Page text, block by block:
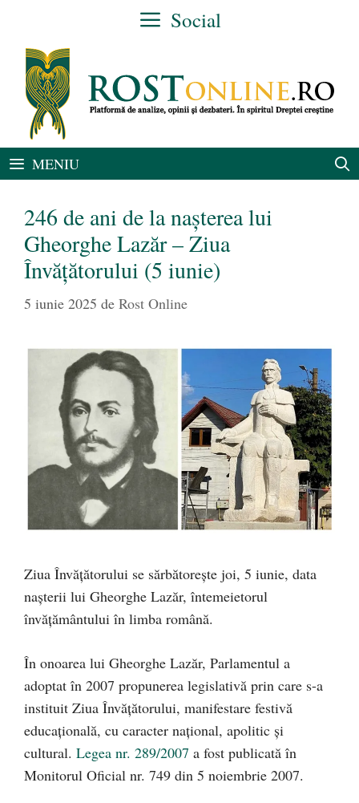
conținut
Social
MENIU
246 de ani de la nașterea lui
Gheorghe Lazăr – Ziua
Învățătorului (5 iunie)
5 iunie 2025 de Rost Online
Ziua Învățătorului se sărbătorește joi, 5 iunie, data
nașterii lui Gheorghe Lazăr, întemeietorul
învăţământului în limba română.
În onoarea lui Gheorghe Lazăr, Parlamentul a
adoptat în 2007 propunerea legislativă prin care s-a
instituit Ziua Învăţătorului, manifestare festivă
educaţională, cu caracter naţional, apolitic şi
cultural. Legea nr. 289/2007 a fost publicată în
Monitorul Oficial nr. 749 din 5 noiembrie 2007.